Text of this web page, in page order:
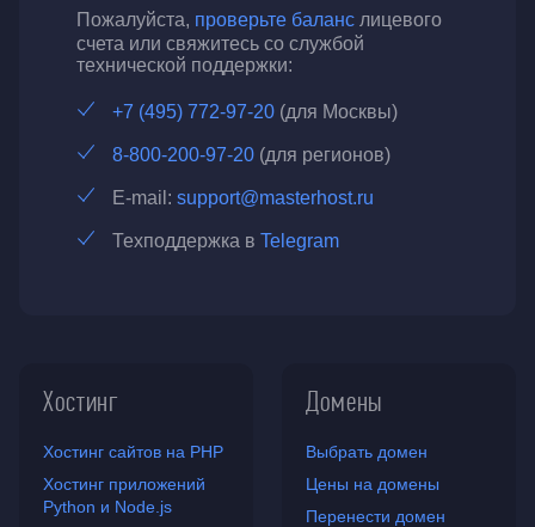
Пожалуйста, проверьте баланс лицевого
счета или свяжитесь со службой
технической поддержки:
+7 (495) 772-97-20 (для Москвы)
8-800-200-97-20 (для регионов)
E-mail: support@masterhost.ru
Техподдержка в Telegram
Хостинг
Хостинг сайтов на PHP
Хостинг приложений
Python и Node.js
Домены
Выбрать домен
Цены на домены
Перенести домен